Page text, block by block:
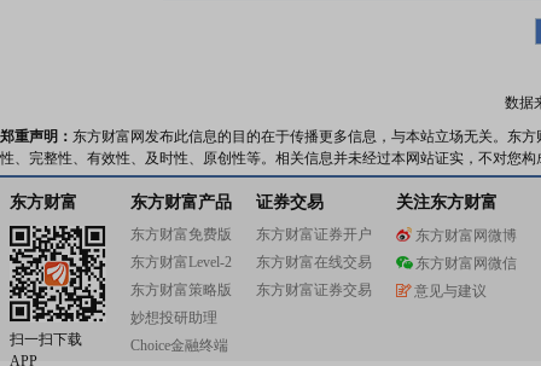
数据
郑重声明： 东方财富网发布此信息的目的在于传播更多信息，与本站立场无关。东
性、完整性、有效性、及时性、原创性等。相关信息并未经过本网站证实，不对您
东方财富
扫一扫下载
APP
东方财富产品
东方财富免费版
东方财富Level-2
东方财富策略版
妙想投研助理
Choice金融终端
证券交易
东方财富证券开户
东方财富在线交易
东方财富证券交易
关注东方财富
东方财富网微博
东方财富网微信
意见与建议